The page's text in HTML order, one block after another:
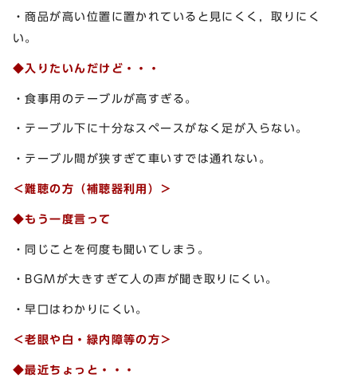
・商品が高い位置に置かれていると見にくく，取りにく
い。
◆入りたいんだけど・・・
・食事用のテーブルが高すぎる。
・テーブル下に十分なスペースがなく足が入らない。
・テーブル間が狭すぎて車いすでは通れない。
＜難聴の方（補聴器利用）＞
◆もう一度言って
・同じことを何度も聞いてしまう。
・BGMが大きすぎて人の声が聞き取りにくい。
・早口はわかりにくい。
＜老眼や白・緑内障等の方＞
◆最近ちょっと・・・